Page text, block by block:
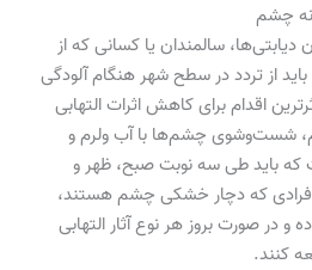
چشم
سالمندان یا کسانی که از
از تردد در سطح شهر هنگام آلودگی
اقدام برای کاهش اثرات التهابی
شست‌و‌شوی چشم‌ها با آب ولرم و
که باید طی سه نوبت صبح، ظهر و
که دچار خشکی چشم هستند،
و در صورت بروز هر نوع آثار التهابی
کنند.